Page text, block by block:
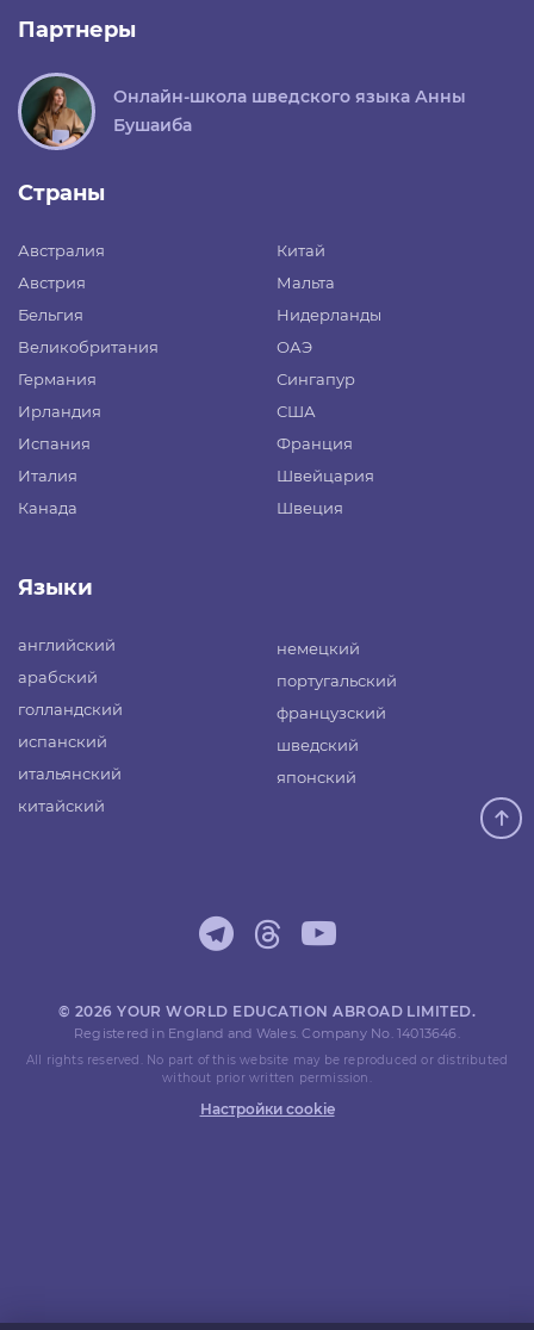
Партнеры
Онлайн-школа шведского языка Анны
Бушаиба
Страны
Австралия
Австрия
Бельгия
Великобритания
Германия
Ирландия
Испания
Италия
Канада
Китай
Мальта
Нидерланды
ОАЭ
Сингапур
США
Франция
Швейцария
Швеция
Языки
английский
арабский
голландский
испанский
итальянский
китайский
немецкий
португальский
французский
шведский
японский
© 2026 YOUR WORLD EDUCATION ABROAD LIMITED.
Registered in England and Wales. Company No. 14013646.
All rights reserved. No part of this website may be reproduced or distributed
without prior written permission.
Настройки cookie